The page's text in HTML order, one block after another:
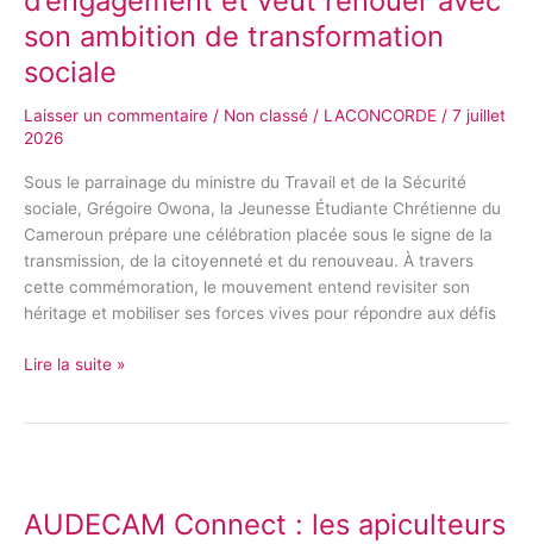
son ambition de transformation
sociale
Laisser un commentaire / Non classé / LACONCORDE / 7 juillet
2026
Sous le parrainage du ministre du Travail et de la Sécurité
sociale, Grégoire Owona, la Jeunesse Étudiante Chrétienne du
Cameroun prépare une célébration placée sous le signe de la
transmission, de la citoyenneté et du renouveau. À travers
cette commémoration, le mouvement entend revisiter son
héritage et mobiliser ses forces vives pour répondre aux défis
72
ans
d’engagement
veut
renouer
ambition
transformation
sociale
Lire la suite »
AUDECAM Connect : les apiculteurs